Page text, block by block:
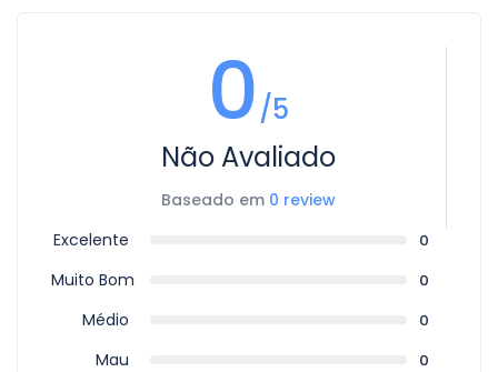
0/5
Não Avaliado
Baseado em 0 review
Excelente
0
Muito Bom 0
Médio 0
Mau 0